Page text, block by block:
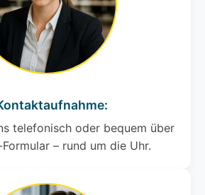
telefonisch oder bequem über
– rund um die Uhr.